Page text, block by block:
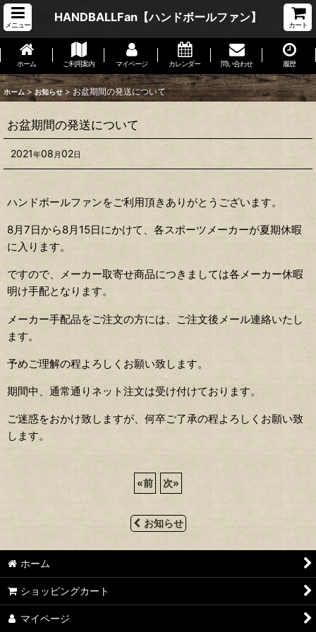
メニュー
HANDBALLFan【ハンドボールファン】
カート
ホーム ご利用案内 マイページ カレンダー 問い合わせ 履歴
ホーム > お知らせ > お盆期間の発送について
お盆期間の発送について
2021年08 月02日
ハンドボールファンをご利用頂きありがとうございます。
8月7日から8月15日にかけて、各スポーツメーカーが夏期休暇
に入ります。
ですので、メーカー取寄せ商品につきましては各メーカー休暇
明け手配となります。
メーカー手配品をご注文の方には、ご注文後メール連絡いたし
ます。
予めご理解の程よろしくお願い致します。
期間中、通常通りネット注文は受け付けております。
ご迷惑をおかけ致しますが、何卒ご了承の程よろしくお願い致
します。
«前 次»
お知らせ
ホーム
ショッピングカート
マイページ